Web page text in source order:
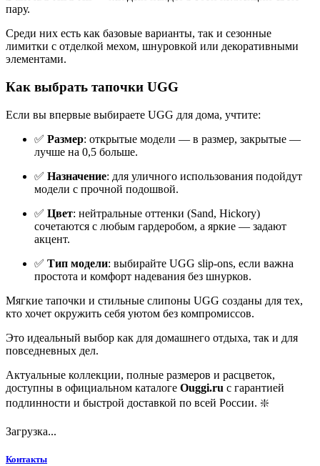
пару.
Среди них есть как базовые варианты, так и сезонные
лимитки с отделкой мехом, шнуровкой или декоративными
элементами.
Как выбрать тапочки UGG
Если вы впервые выбираете UGG для дома, учтите:
✅ Размер: открытые модели — в размер, закрытые —
лучше на 0,5 больше.
✅ Назначение: для уличного использования подойдут
модели с прочной подошвой.
✅ Цвет: нейтральные оттенки (Sand, Hickory)
сочетаются с любым гардеробом, а яркие — задают
акцент.
✅ Тип модели: выбирайте UGG slip-ons, если важна
простота и комфорт надевания без шнурков.
Мягкие тапочки и стильные слипоны UGG созданы для тех,
кто хочет окружить себя уютом без компромиссов.
Это идеальный выбор как для домашнего отдыха, так и для
повседневных дел.
Актуальные коллекции, полные размеров и расцветок,
доступны в официальном каталоге Ouggi.ru с гарантией
подлинности и быстрой доставкой по всей России. ❇️
Загрузка...
Контакты